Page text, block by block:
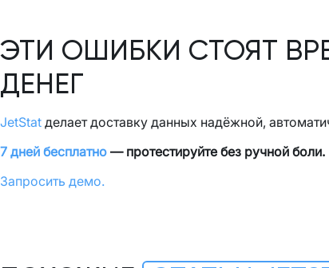
ЭТИ ОШИБКИ СТОЯТ
ДЕНЕГ
JetStat делает доставку данных надёжной,
7 дней бесплатно — протестируйте без ручной боли.
Запросить демо.